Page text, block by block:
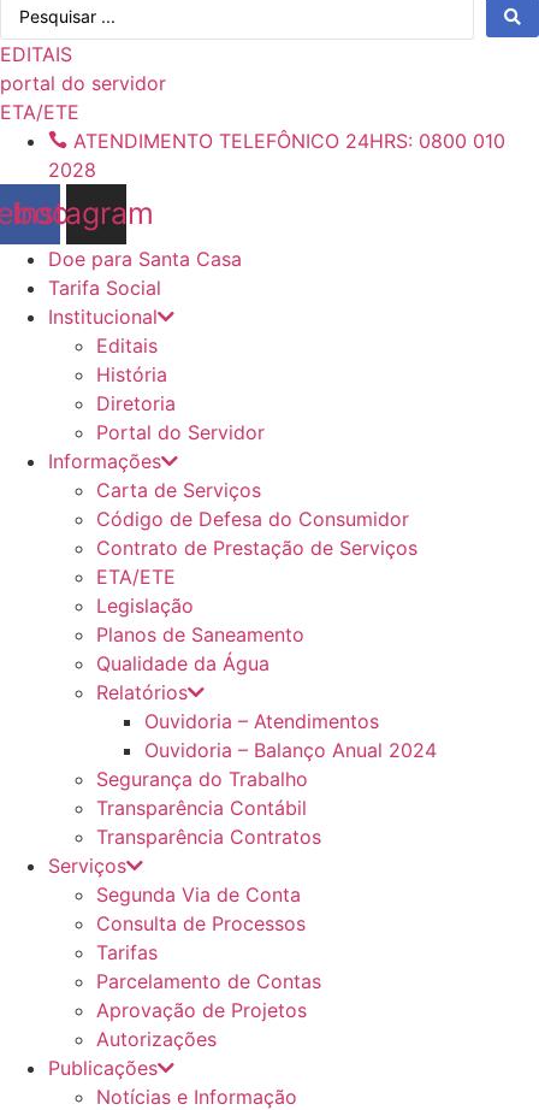
para
o
conteúdo
EDITAIS
portal do servidor
ETA/ETE
ATENDIMENTO TELEFÔNICO 24HRS: 0800 010
2028
Instagram
Doe para Santa Casa
Tarifa Social
Institucional
Editais
História
Diretoria
Portal do Servidor
Informações
Carta de Serviços
Código de Defesa do Consumidor
Contrato de Prestação de Serviços
ETA/ETE
Legislação
Planos de Saneamento
Qualidade da Água
Relatórios
Ouvidoria – Atendimentos
Ouvidoria – Balanço Anual 2024
Segurança do Trabalho
Transparência Contábil
Transparência Contratos
Serviços
Segunda Via de Conta
Consulta de Processos
Tarifas
Parcelamento de Contas
Aprovação de Projetos
Autorizações
Publicações
Notícias e Informação